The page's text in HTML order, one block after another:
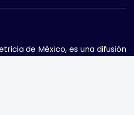
de México, es una difusión